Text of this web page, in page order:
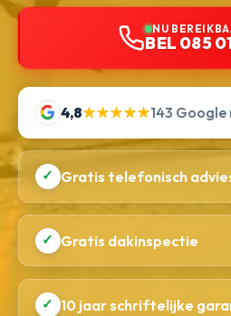
NU
BEL 085
4,8★★★★★143 Google
✓ Gratis telefonisch
✓ Gratis dakinspectie
✓ 10 jaar schriftelijke